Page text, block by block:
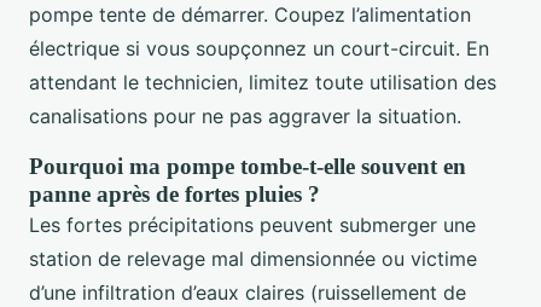
pompe tente de démarrer. Coupez l’alimentation
électrique si vous soupçonnez un court-circuit. En
attendant le technicien, limitez toute utilisation des
canalisations pour ne pas aggraver la situation.
Pourquoi ma pompe tombe-t-elle souvent en
panne après de fortes pluies ?
Les fortes précipitations peuvent submerger une
station de relevage mal dimensionnée ou victime
d’une infiltration d’eaux claires (ruissellement de